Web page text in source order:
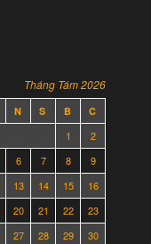
Tháng Tám 2026
N S B C
1
2
6 7 8
9
13 14 15
16
20 21 22
23
27 28 29
30